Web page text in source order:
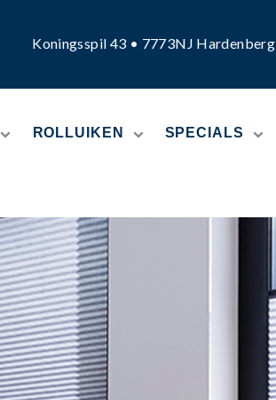
Koningsspil 43 • 7773NJ Hardenberg
ROLLUIKEN SPECIALS